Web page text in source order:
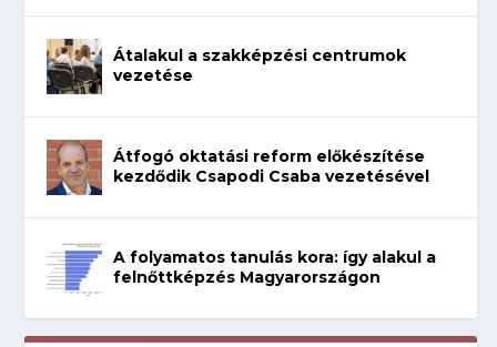
Átalakul a szakképzési centrumok
vezetése
Átfogó oktatási reform előkészítése
kezdődik Csapodi Csaba vezetésével
A folyamatos tanulás kora: így alakul a
felnőttképzés Magyarországon